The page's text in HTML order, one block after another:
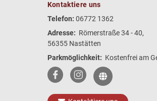
Kontaktiere uns
Telefon: 06772 1362
Adresse: Römerstraße 34 - 40,
56355 Nastätten
Parkmöglichkeit: Kostenfrei am